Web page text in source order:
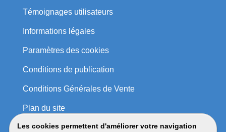
Les cookies permettent d'améliorer votre navigation
Témoignages utilisateurs
Informations légales
Paramètres des cookies
Conditions de publication
Conditions Générales de Vente
Plan du site